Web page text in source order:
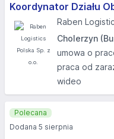
Koordynator Działu
Raben
Cholerzyn
umowa o
praca od
wideo
Polecana
Dodana 5 sierpnia